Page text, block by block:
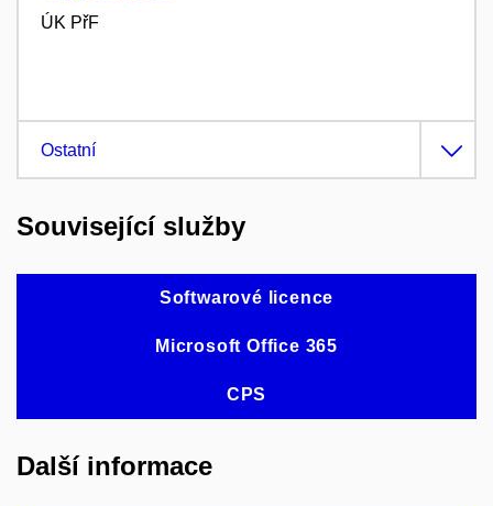
ÚK PřF
Ostatní
Související služby
Softwarové licence
Microsoft Office 365
CPS
Další informace